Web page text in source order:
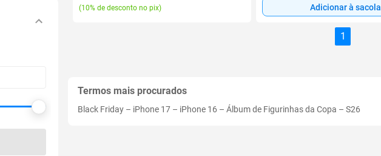
(10% de desconto no pix) Adicionar à sacola
1
Termos mais procurados
Black Friday – iPhone 17 – iPhone 16 – Álbum de Figurinhas da Copa – S26